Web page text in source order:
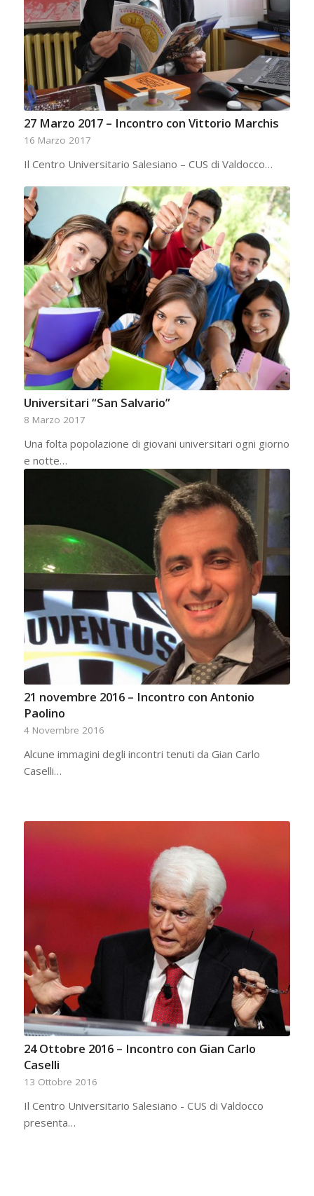
27 Marzo 2017 – Incontro con Vittorio Marchis
16 Marzo 2017
​​Il Centro Universitario Salesiano – ​​CUS di Valdocco…
Universitari “San Salvario”
8 Marzo 2017
Una folta popolazione di giovani universitari ogni giorno
e notte…
21 novembre 2016 – Incontro con Antonio
Paolino
4 Novembre 2016
Alcune immagini degli incontri tenuti da Gian Carlo
Caselli…
24 Ottobre 2016 – Incontro con Gian Carlo
Caselli
13 Ottobre 2016
Il Centro Universitario Salesiano - CUS di Valdocco
presenta…